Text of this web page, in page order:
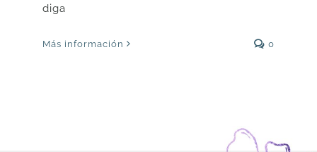
diga
Más información 0